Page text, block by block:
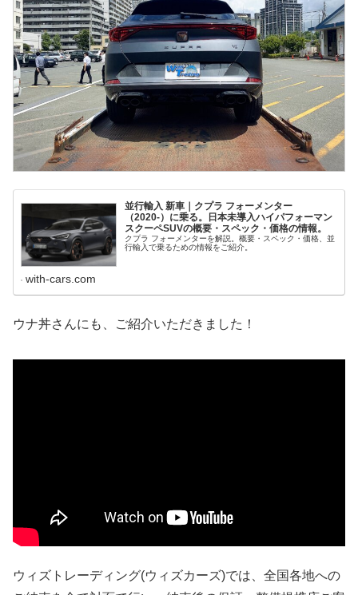
並行輸入 新車｜クプラ フォーメンター
（2020-）に乗る。日本未導入ハイパフォーマン
スクーペSUVの概要・スペック・価格の情報。
クプラ フォーメンターを解説。概要・スペック・価格、並
行輸入で乗るための情報をご紹介。
with-cars.com
ウナ丼さんにも、ご紹介いただきました！
ウィズトレーディング(ウィズカーズ)では、全国各地への